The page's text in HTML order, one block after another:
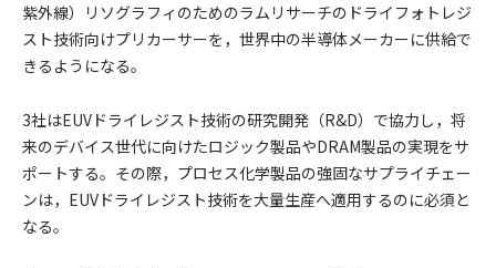
紫外線）リソグラフィのためのラムリサーチのドライフォトレジ
スト技術向けプリカーサーを，世界中の半導体メーカーに供給で
きるようになる。
3社はEUVドライレジスト技術の研究開発（R&D）で協力し，将
来のデバイス世代に向けたロジック製品やDRAM製品の実現をサ
ポートする。その際，プロセス化学製品の強固なサプライチェー
ンは，EUVドライレジスト技術を大量生産へ適用するのに必須と
なる。